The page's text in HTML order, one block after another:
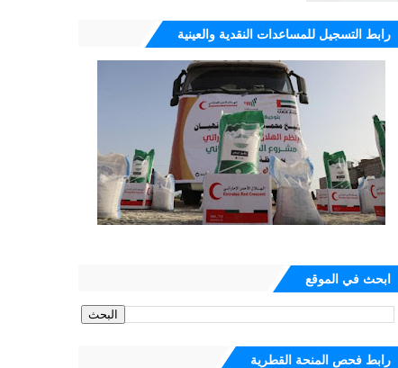
رابط التسجيل للمساعدات النقدية والعينية
ابحث في الموقع
رابط فحص المنحة القطرية